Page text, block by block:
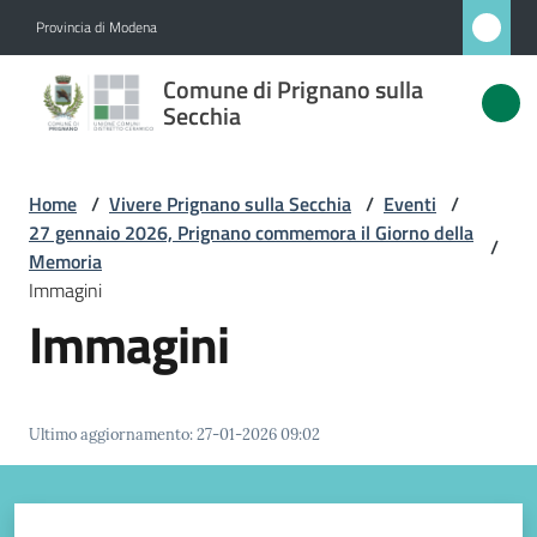
Provincia di Modena
Comune di Prignano sulla
Secchia
Comune
di
sulla
Secchia
Amministrazione
Servizi
Home / Vivere Prignano sulla Secchia / Eventi /
27 gennaio 2026, Prignano commemora il Giorno della
Memoria
/
Immagini
Immagini
Ultimo aggiornamento:27-01-2026 09:02